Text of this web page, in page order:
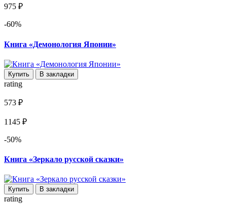
975 ₽
-60%
Книга «Демонология Японии»
Купить В закладки
rating
573 ₽
1145 ₽
-50%
Книга «Зеркало русской сказки»
Купить В закладки
rating